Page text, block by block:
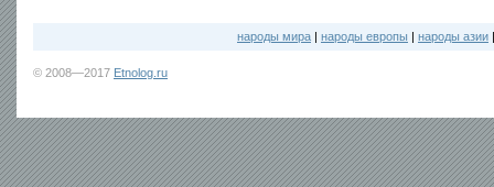
народы мира | народы европы | народы азии
© 2008—2017 Etnolog.ru